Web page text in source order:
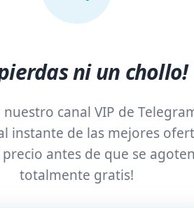
ni un
nuestro canal VIP de
instante de las mejores
antes de que se
totalmente gratis!